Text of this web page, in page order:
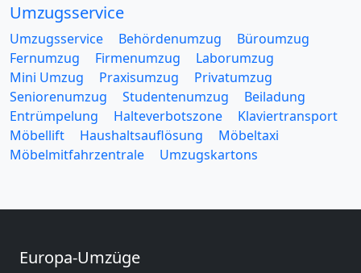
Umzugsservice
Umzugsservice Behördenumzug
Büroumzug
Fernumzug
Firmenumzug
Laborumzug
Mini Umzug
Praxisumzug
Privatumzug
Seniorenumzug
Studentenumzug
Beiladung
Entrümpelung
Halteverbotszone
Klaviertransport
Möbellift
Haushaltsauflösung
Möbeltaxi
Möbelmitfahrzentrale
Umzugskartons
Europa-Umzüge